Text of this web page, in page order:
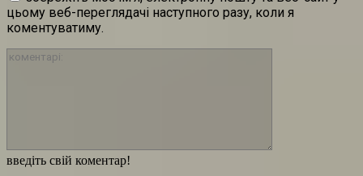
введіть свій коментар!
цьому веб-переглядачі наступного разу, коли я
коментуватиму.